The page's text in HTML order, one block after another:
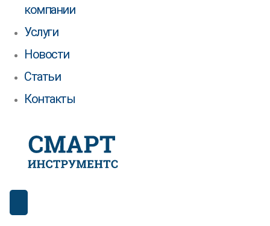
компании
Услуги
Новости
Статьи
Контакты